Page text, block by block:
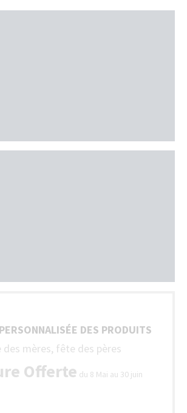
DES PRODUITS
des mères, fête des pères
Offerte du 8 Mai au 30 juin